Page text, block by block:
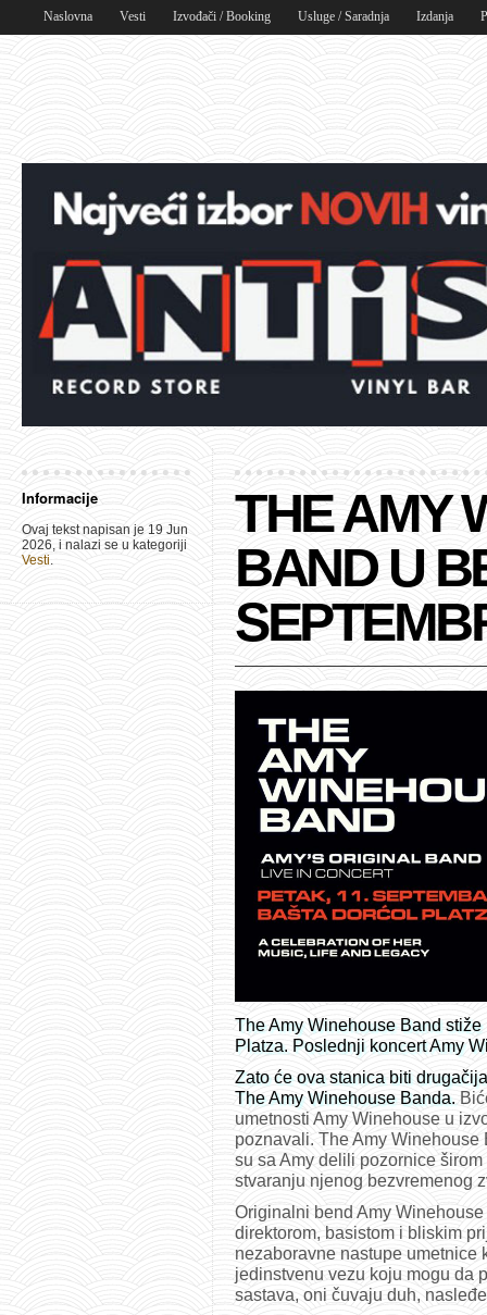
Naslovna Vesti Izvođači / Booking Usluge / Saradnja Izdanja
Informacije
Ovaj tekst napisan je 19 Jun
2026, i nalazi se u kategoriji
Vesti.
THE AMY
BAND U
The Amy Winehouse Band
Platza. Poslednji koncert Amy
Zato će ova stanica biti
The Amy Winehouse Banda.
umetnosti Amy Winehouse u
poznavali. The Amy
su sa Amy delili pozornice
stvaranju njenog bezvremenog
Originalni bend Amy
direktorom, basistom i bliskim
nezaboravne nastupe
jedinstvenu vezu koju mogu da
sastava, oni čuvaju duh,